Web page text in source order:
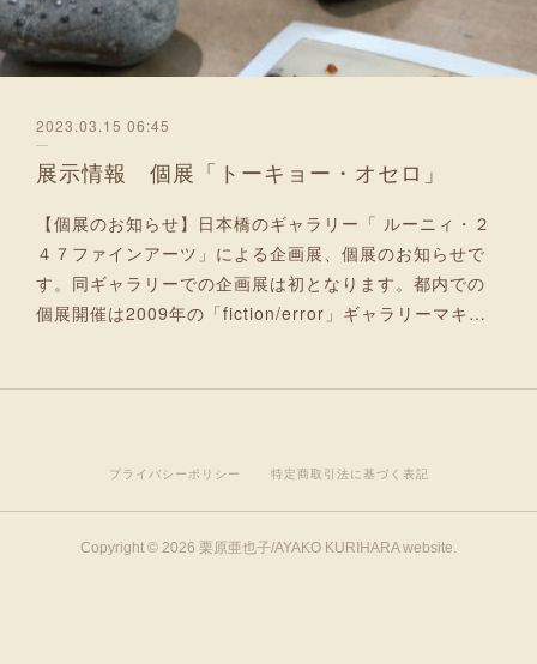
2023.03.15 06:45
展示情報 個展「トーキョー・オセロ」
【個展のお知らせ】日本橋のギャラリー「 ルーニィ・２
４７ファインアーツ」による企画展、個展のお知らせで
す。同ギャラリーでの企画展は初となります。都内での
個展開催は2009年の「fiction/error」ギャラリーマキ…
プライバシーポリシー 特定商取引法に基づく表記
Copyright © 2026 栗原亜也子/AYAKO KURIHARA website.